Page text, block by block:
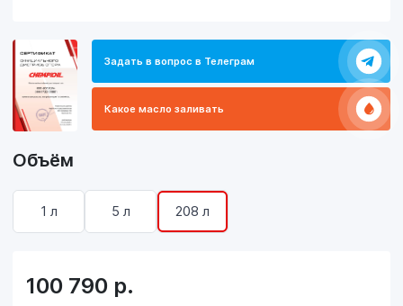
Задать в вопрос в Телеграм
Какое масло заливать
Объём
1 л 5 л 208 л
100 790 р.